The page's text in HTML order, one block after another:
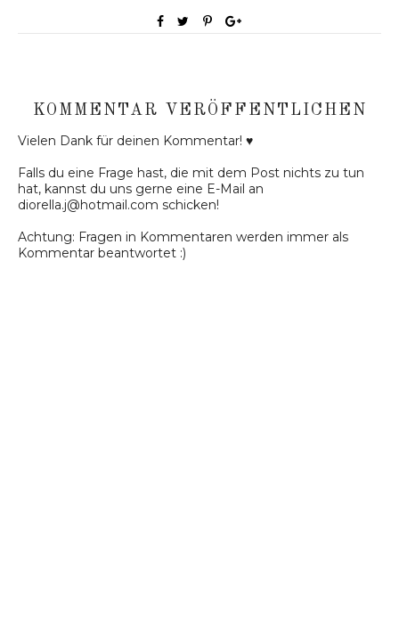
KOMMENTAR VERÖFFENTLICHEN
Vielen Dank für deinen Kommentar! ♥
Falls du eine Frage hast, die mit dem Post nichts zu tun
hat, kannst du uns gerne eine E-Mail an
diorella.j@hotmail.com schicken!
Achtung: Fragen in Kommentaren werden immer als
Kommentar beantwortet :)